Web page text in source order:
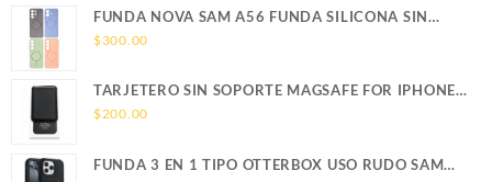
FUNDA NOVA SAM A56 FUNDA SILICONA SIN
SOPORTE MAGNETICO SAMSUNG
$300.00
TARJETERO SIN SOPORTE MAGSAFE FOR IPHONE
LEATHER WALLET MAGSAFE
$200.00
FUNDA 3 EN 1 TIPO OTTERBOX USO RUDO SAM